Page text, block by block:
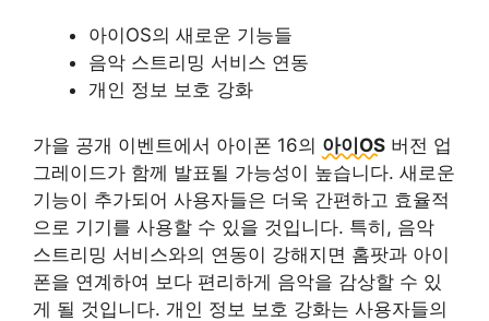
아이OS의 새로운 기능들
음악 스트리밍 서비스 연동
개인 정보 보호 강화
가을 공개 이벤트에서 아이폰 16의 아이OS 버전 업
그레이드가 함께 발표될 가능성이 높습니다. 새로운
기능이 추가되어 사용자들은 더욱 간편하고 효율적
으로 기기를 사용할 수 있을 것입니다. 특히, 음악
스트리밍 서비스와의 연동이 강해지면 홈팟과 아이
폰을 연계하여 보다 편리하게 음악을 감상할 수 있
게 될 것입니다. 개인 정보 보호 강화는 사용자들의